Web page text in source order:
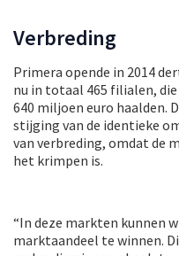
Verbreding
Primera opende in 2014
nu in totaal 465 filialen,
640 miljoen euro haalden.
stijging van de identieke
van verbreding, omdat de
het krimpen is.
“In deze markten kunnen
marktaandeel te winnen.